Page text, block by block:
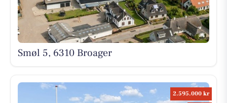
Smøl 5, 6310 Broager
2.595.000 kr